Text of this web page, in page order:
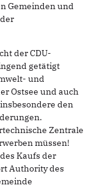
Gemeinden und
der CDU-
getätigt
und
Ostsee und auch
den
Zentrale
müssen!
Kaufs der
Authority des